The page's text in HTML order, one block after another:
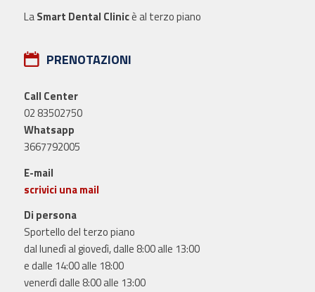
LaSmart Dental Clinicè al terzo piano
PRENOTAZIONI
Call Center
02 83502750
Whatsapp
3667792005
E-mail
scrivici una mail
Di persona
Sportello del terzo piano
dal lunedì al giovedì, dalle 8:00 alle 13:00
e dalle 14:00 alle 18:00
venerdì dalle 8:00 alle 13:00